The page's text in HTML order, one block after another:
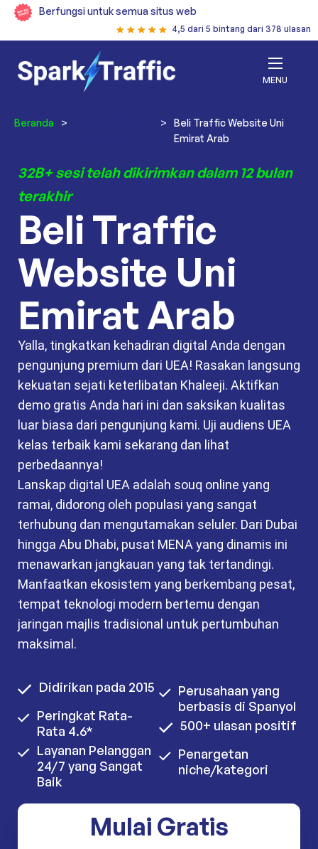
Berfungsi untuk semua situs web
4,5 dari 5 bintang dari 378 ulasan
MENU
Beranda > >
Beli Traffic Website Uni
Emirat Arab
32B+ sesi telah dikirimkan dalam 12 bulan
terakhir
Beli Traffic
Website Uni
Emirat Arab
Yalla, tingkatkan kehadiran digital Anda dengan
pengunjung premium dari UEA! Rasakan langsung
kekuatan sejati keterlibatan Khaleeji. Aktifkan
demo gratis Anda hari ini dan saksikan kualitas
luar biasa dari pengunjung kami. Uji audiens UEA
kelas terbaik kami sekarang dan lihat
perbedaannya!
Lanskap digital UEA adalah souq online yang
ramai, didorong oleh populasi yang sangat
terhubung dan mengutamakan seluler. Dari Dubai
hingga Abu Dhabi, pusat MENA yang dinamis ini
menawarkan jangkauan yang tak tertandingi.
Manfaatkan ekosistem yang berkembang pesat,
tempat teknologi modern bertemu dengan
jaringan majlis tradisional untuk pertumbuhan
maksimal.
Didirikan pada 2015
Peringkat Rata-
Rata 4.6*
Layanan Pelanggan
24/7 yang Sangat
Baik
Perusahaan yang
berbasis di Spanyol
500+ ulasan positif
Penargetan
niche/kategori
Mulai Gratis